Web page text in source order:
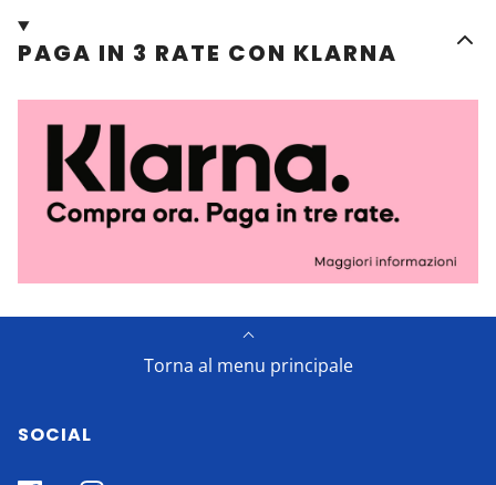
PAGA IN 3 RATE CON KLARNA
Torna al menu principale
SOCIAL